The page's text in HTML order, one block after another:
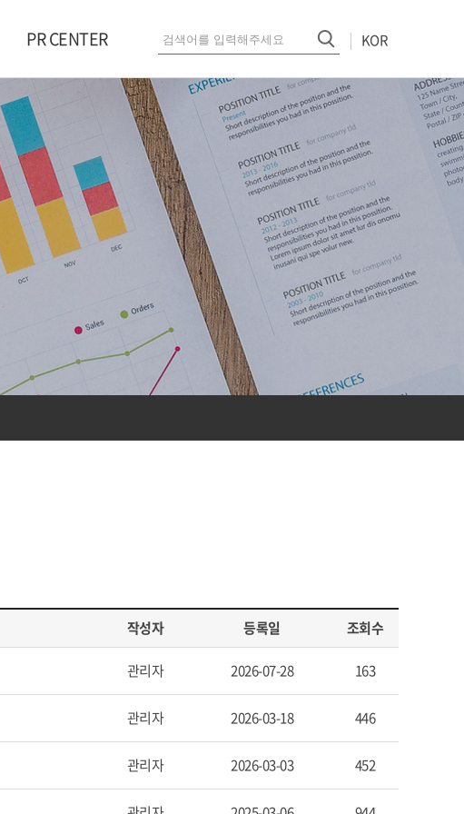
PR CENTER
Catalog
KOR
작성자 등록일 조회수
관리자 2026-07-28 163
관리자 2026-03-18 446
관리자 2026-03-03 452